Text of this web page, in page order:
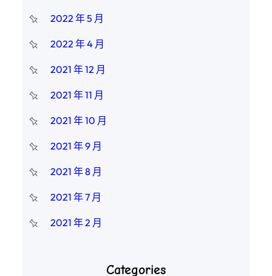
2022 年 5 月
2022 年 4 月
2021 年 12 月
2021 年 11 月
2021 年 10 月
2021 年 9 月
2021 年 8 月
2021 年 7 月
2021 年 2 月
Categories